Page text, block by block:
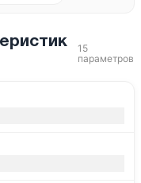
15
параметров